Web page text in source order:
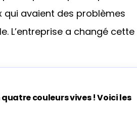
avaient des problèmes
L’entreprise a changé cette
quatre couleurs vives ! Voici les